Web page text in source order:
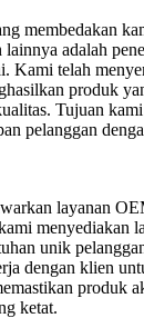
membedakan
adalah
Kami telah
produk
Tujuan
pelanggan
layanan
menyediakan
unik
dengan klien
produk
ketat.